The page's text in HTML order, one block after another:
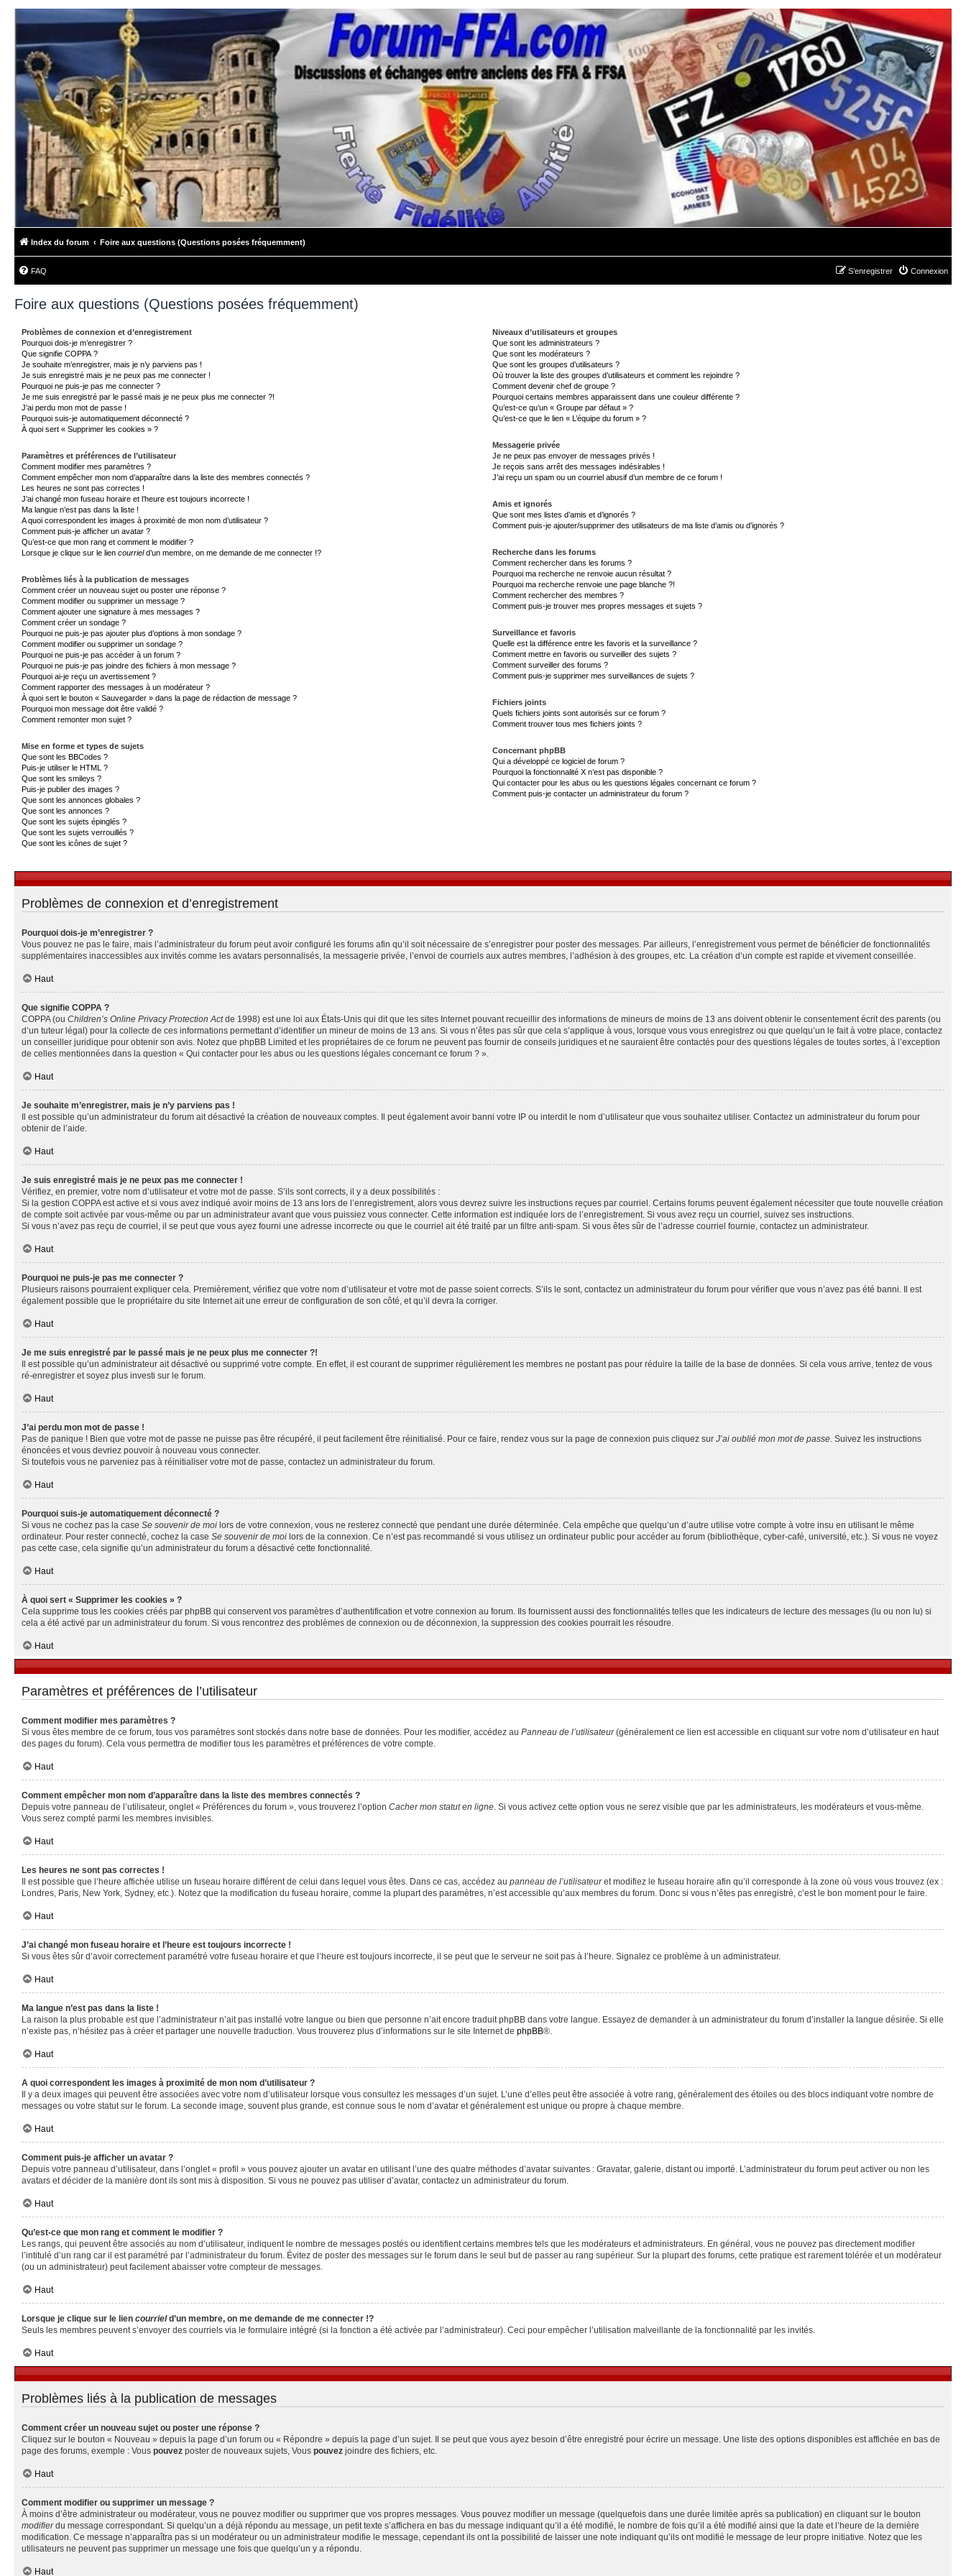
Index du forum Foire aux questions (Questions posées fréquemment)
FAQ Connexion
S’enregistrer
Foire aux questions (Questions posées fréquemment)
Problèmes de connexion et d’enregistrement
Pourquoi dois-je m’enregistrer ?
Que signifie COPPA ?
Je souhaite m’enregistrer, mais je n’y parviens pas !
Je suis enregistré mais je ne peux pas me connecter !
Pourquoi ne puis-je pas me connecter ?
Je me suis enregistré par le passé mais je ne peux plus me connecter ?!
J’ai perdu mon mot de passe !
Pourquoi suis-je automatiquement déconnecté ?
À quoi sert « Supprimer les cookies » ?
Paramètres et préférences de l’utilisateur
Comment modifier mes paramètres ?
Comment empêcher mon nom d’apparaître dans la liste des membres connectés ?
Les heures ne sont pas correctes !
J’ai changé mon fuseau horaire et l’heure est toujours incorrecte !
Ma langue n’est pas dans la liste !
A quoi correspondent les images à proximité de mon nom d’utilisateur ?
Comment puis-je afficher un avatar ?
Qu’est-ce que mon rang et comment le modifier ?
Lorsque je clique sur le lien courrield’un membre, on me demande de me connecter !?
Problèmes liés à la publication de messages
Comment créer un nouveau sujet ou poster une réponse ?
Comment modifier ou supprimer un message ?
Comment ajouter une signature à mes messages ?
Comment créer un sondage ?
Pourquoi ne puis-je pas ajouter plus d’options à mon sondage ?
Comment modifier ou supprimer un sondage ?
Pourquoi ne puis-je pas accéder à un forum ?
Pourquoi ne puis-je pas joindre des fichiers à mon message ?
Pourquoi ai-je reçu un avertissement ?
Comment rapporter des messages à un modérateur ?
À quoi sert le bouton « Sauvegarder » dans la page de rédaction de message ?
Pourquoi mon message doit être validé ?
Comment remonter mon sujet ?
Mise en forme et types de sujets
Que sont les BBCodes ?
Puis-je utiliser le HTML ?
Que sont les smileys ?
Puis-je publier des images ?
Que sont les annonces globales ?
Que sont les annonces ?
Que sont les sujets épinglés ?
Que sont les sujets verrouillés ?
Que sont les icônes de sujet ?
Niveaux d’utilisateurs et groupes
Que sont les administrateurs ?
Que sont les modérateurs ?
Que sont les groupes d’utilisateurs ?
Où trouver la liste des groupes d’utilisateurs et comment les rejoindre ?
Comment devenir chef de groupe ?
Pourquoi certains membres apparaissent dans une couleur différente ?
Qu’est-ce qu’un « Groupe par défaut » ?
Qu’est-ce que le lien « L’équipe du forum » ?
Messagerie privée
Je ne peux pas envoyer de messages privés !
Je reçois sans arrêt des messages indésirables !
J’ai reçu un spam ou un courriel abusif d’un membre de ce forum !
Amis et ignorés
Que sont mes listes d’amis et d’ignorés ?
Comment puis-je ajouter/supprimer des utilisateurs de ma liste d’amis ou d’ignorés ?
Recherche dans les forums
Comment rechercher dans les forums ?
Pourquoi ma recherche ne renvoie aucun résultat ?
Pourquoi ma recherche renvoie une page blanche ?!
Comment rechercher des membres ?
Comment puis-je trouver mes propres messages et sujets ?
Surveillance et favoris
Quelle est la différence entre les favoris et la surveillance ?
Comment mettre en favoris ou surveiller des sujets ?
Comment surveiller des forums ?
Comment puis-je supprimer mes surveillances de sujets ?
Fichiers joints
Quels fichiers joints sont autorisés sur ce forum ?
Comment trouver tous mes fichiers joints ?
Concernant phpBB
Qui a développé ce logiciel de forum ?
Pourquoi la fonctionnalité X n’est pas disponible ?
Qui contacter pour les abus ou les questions légales concernant ce forum ?
Comment puis-je contacter un administrateur du forum ?
Problèmes de connexion et d’enregistrement
Pourquoi dois-je m’enregistrer ?
Vous pouvez ne pas le faire, mais l’administrateur du forum peut avoir configuré les forums afin qu’il soit nécessaire de s’enregistrer pour poster des messages. Par ailleurs, l’enregistrement vous permet de bénéficier de fonctionnalités
supplémentaires inaccessibles aux invités comme les avatars personnalisés, la messagerie privée, l’envoi de courriels aux autres membres, l’adhésion à des groupes, etc. La création d’un compte est rapide et vivement conseillée.
Haut
Que signifie COPPA ?
COPPA (ou Children’s Online Privacy Protection Actde 1998) est une loi aux États-Unis qui dit que les sites Internet pouvant recueillir des informations de mineurs de moins de 13 ans doivent obtenir le consentement écrit des parents (ou
d’un tuteur légal) pour la collecte de ces informations permettant d’identifier un mineur de moins de 13 ans. Si vous n’êtes pas sûr que cela s’applique à vous, lorsque vous vous enregistrez ou que quelqu’un le fait à votre place, contactez
un conseiller juridique pour obtenir son avis. Notez que phpBB Limited et les propriétaires de ce forum ne peuvent pas fournir de conseils juridiques et ne sauraient être contactés pour des questions légales de toutes sortes, à l’exception
de celles mentionnées dans la question « Qui contacter pour les abus ou les questions légales concernant ce forum ? ».
Haut
Je souhaite m’enregistrer, mais je n’y parviens pas !
Il est possible qu’un administrateur du forum ait désactivé la création de nouveaux comptes. Il peut également avoir banni votre IP ou interdit le nom d’utilisateur que vous souhaitez utiliser. Contactez un administrateur du forum pour
obtenir de l’aide.
Haut
Je suis enregistré mais je ne peux pas me connecter !
Vérifiez, en premier, votre nom d’utilisateur et votre mot de passe. S’ils sont corrects, il y a deux possibilités :
Si la gestion COPPA est active et si vous avez indiqué avoir moins de 13 ans lors de l’enregistrement, alors vous devrez suivre les instructions reçues par courriel. Certains forums peuvent également nécessiter que toute nouvelle création
de compte soit activée par vous-même ou par un administrateur avant que vous puissiez vous connecter. Cette information est indiquée lors de l’enregistrement. Si vous avez reçu un courriel, suivez ses instructions.
Si vous n’avez pas reçu de courriel, il se peut que vous ayez fourni une adresse incorrecte ou que le courriel ait été traité par un filtre anti-spam. Si vous êtes sûr de l’adresse courriel fournie, contactez un administrateur.
Haut
Pourquoi ne puis-je pas me connecter ?
Plusieurs raisons pourraient expliquer cela. Premièrement, vérifiez que votre nom d’utilisateur et votre mot de passe soient corrects. S’ils le sont, contactez un administrateur du forum pour vérifier que vous n’avez pas été banni. Il est
également possible que le propriétaire du site Internet ait une erreur de configuration de son côté, et qu’il devra la corriger.
Haut
Je me suis enregistré par le passé mais je ne peux plus me connecter ?!
Il est possible qu’un administrateur ait désactivé ou supprimé votre compte. En effet, il est courant de supprimer régulièrement les membres ne postant pas pour réduire la taille de la base de données. Si cela vous arrive, tentez de vous
ré-enregistrer et soyez plus investi sur le forum.
Haut
J’ai perdu mon mot de passe !
Pas de panique ! Bien que votre mot de passe ne puisse pas être récupéré, il peut facilement être réinitialisé. Pour ce faire, rendez vous sur la page de connexion puis cliquez sur J’ai oublié mon mot de passe. Suivez les instructions
énoncées et vous devriez pouvoir à nouveau vous connecter.
Si toutefois vous ne parveniez pas à réinitialiser votre mot de passe, contactez un administrateur du forum.
Haut
Pourquoi suis-je automatiquement déconnecté ?
Si vous ne cochez pas la case Se souvenir de moi lors de votre connexion, vous ne resterez connecté que pendant une durée déterminée. Cela empêche que quelqu’un d’autre utilise votre compte à votre insu en utilisant le même
ordinateur. Pour rester connecté, cochez la case Se souvenir de moi lors de la connexion. Ce n’est pas recommandé si vous utilisez un ordinateur public pour accéder au forum (bibliothèque, cyber-café, université, etc.). Si vous ne voyez
pas cette case, cela signifie qu’un administrateur du forum a désactivé cette fonctionnalité.
Haut
À quoi sert « Supprimer les cookies » ?
Cela supprime tous les cookies créés par phpBB qui conservent vos paramètres d’authentification et votre connexion au forum. Ils fournissent aussi des fonctionnalités telles que les indicateurs de lecture des messages (lu ou non lu) si
cela a été activé par un administrateur du forum. Si vous rencontrez des problèmes de connexion ou de déconnexion, la suppression des cookies pourrait les résoudre.
Haut
Paramètres et préférences de l’utilisateur
Comment modifier mes paramètres ?
Si vous êtes membre de ce forum, tous vos paramètres sont stockés dans notre base de données. Pour les modifier, accédez au Panneau de l’utilisateur(généralement ce lien est accessible en cliquant sur votre nom d’utilisateur en haut
des pages du forum). Cela vous permettra de modifier tous les paramètres et préférences de votre compte.
Haut
Comment empêcher mon nom d’apparaître dans la liste des membres connectés ?
Depuis votre panneau de l’utilisateur, onglet « Préférences du forum », vous trouverez l’option Cacher mon statut en ligne. Si vous activez cette option vous ne serez visible que par les administrateurs, les modérateurs et vous-même.
Vous serez compté parmi les membres invisibles.
Haut
Les heures ne sont pas correctes !
Il est possible que l’heure affichée utilise un fuseau horaire différent de celui dans lequel vous êtes. Dans ce cas, accédez au panneau de l’utilisateuret modifiez le fuseau horaire afin qu’il corresponde à la zone où vous vous trouvez (ex :
Londres, Paris, New York, Sydney, etc.). Notez que la modification du fuseau horaire, comme la plupart des paramètres, n’est accessible qu’aux membres du forum. Donc si vous n’êtes pas enregistré, c’est le bon moment pour le faire.
Haut
J’ai changé mon fuseau horaire et l’heure est toujours incorrecte !
Si vous êtes sûr d’avoir correctement paramétré votre fuseau horaire et que l’heure est toujours incorrecte, il se peut que le serveur ne soit pas à l’heure. Signalez ce problème à un administrateur.
Haut
Ma langue n’est pas dans la liste !
La raison la plus probable est que l’administrateur n’ait pas installé votre langue ou bien que personne n’ait encore traduit phpBB dans votre langue. Essayez de demander à un administrateur du forum d’installer la langue désirée. Si elle
n’existe pas, n’hésitez pas à créer et partager une nouvelle traduction. Vous trouverez plus d’informations sur le site Internet de phpBB®.
Haut
A quoi correspondent les images à proximité de mon nom d’utilisateur ?
Il y a deux images qui peuvent être associées avec votre nom d’utilisateur lorsque vous consultez les messages d’un sujet. L’une d’elles peut être associée à votre rang, généralement des étoiles ou des blocs indiquant votre nombre de
messages ou votre statut sur le forum. La seconde image, souvent plus grande, est connue sous le nom d’avatar et généralement est unique ou propre à chaque membre.
Haut
Comment puis-je afficher un avatar ?
Depuis votre panneau d’utilisateur, dans l’onglet « profil » vous pouvez ajouter un avatar en utilisant l’une des quatre méthodes d’avatar suivantes : Gravatar, galerie, distant ou importé. L’administrateur du forum peut activer ou non les
avatars et décider de la manière dont ils sont mis à disposition. Si vous ne pouvez pas utiliser d’avatar, contactez un administrateur du forum.
Haut
Qu’est-ce que mon rang et comment le modifier ?
Les rangs, qui peuvent être associés au nom d’utilisateur, indiquent le nombre de messages postés ou identifient certains membres tels que les modérateurs et administrateurs. En général, vous ne pouvez pas directement modifier
l’intitulé d’un rang car il est paramétré par l’administrateur du forum. Évitez de poster des messages sur le forum dans le seul but de passer au rang supérieur. Sur la plupart des forums, cette pratique est rarement tolérée et un modérateur
(ou un administrateur) peut facilement abaisser votre compteur de messages.
Haut
Lorsque je clique sur le lien courrield’un membre, on me demande de me connecter !?
Seuls les membres peuvent s’envoyer des courriels via le formulaire intégré (si la fonction a été activée par l’administrateur). Ceci pour empêcher l’utilisation malveillante de la fonctionnalité par les invités.
Haut
Problèmes liés à la publication de messages
Comment créer un nouveau sujet ou poster une réponse ?
Cliquez sur le bouton « Nouveau » depuis la page d’un forum ou « Répondre » depuis la page d’un sujet. Il se peut que vous ayez besoin d’être enregistré pour écrire un message. Une liste des options disponibles est affichée en bas de
page des forums, exemple : Vous pouvez poster de nouveaux sujets, Vous pouvez joindre des fichiers, etc.
Haut
Comment modifier ou supprimer un message ?
À moins d’être administrateur ou modérateur, vous ne pouvez modifier ou supprimer que vos propres messages. Vous pouvez modifier un message (quelquefois dans une durée limitée après sa publication) en cliquant sur le bouton
modifierdu message correspondant. Si quelqu’un a déjà répondu au message, un petit texte s’affichera en bas du message indiquant qu’il a été modifié, le nombre de fois qu’il a été modifié ainsi que la date et l’heure de la dernière
modification. Ce message n’apparaîtra pas si un modérateur ou un administrateur modifie le message, cependant ils ont la possibilité de laisser une note indiquant qu’ils ont modifié le message de leur propre initiative. Notez que les
utilisateurs ne peuvent pas supprimer un message une fois que quelqu’un y a répondu.
Haut